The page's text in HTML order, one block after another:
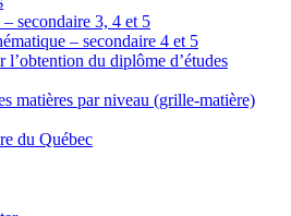
secondaire 3, 4 et 5
– secondaire 4 et 5
l’obtention du diplôme d’études
matières par niveau (grille-matière)
du Québec